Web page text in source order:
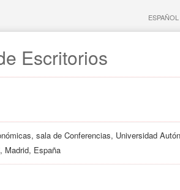
ESPAÑOL
Escritorios
sala de Conferencias, Universidad
Madrid, España